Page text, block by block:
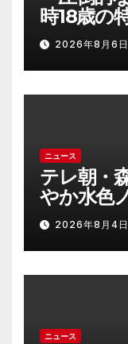
時18歳の
刑の背景
ないほど
＜元裁判
も異例の
2026年8月6日
ニュース
テレ朝・
やか水色
ル炸裂 「
上級にお
ス)
2026年8月4日
ニュース